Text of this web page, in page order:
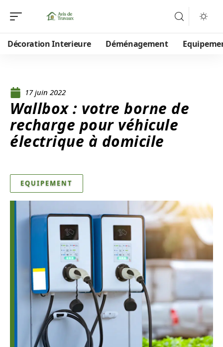
Décoration Interieure Déménagement
17 juin 2022
Wallbox : votre borne de
recharge pour véhicule
électrique à domicile
EQUIPEMENT